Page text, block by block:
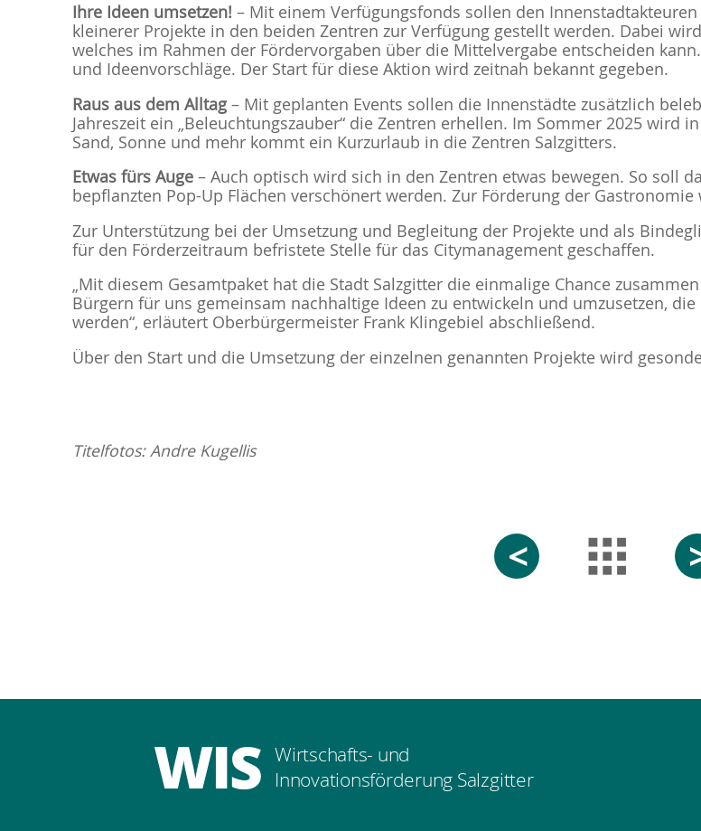
Ihre Ideen umsetzen! – Mit einem Verfügungsfonds sollen den
kleinerer Projekte in den beiden Zentren zur Verfügung gestellt werden. Dabei
welches im Rahmen der Fördervorgaben über die Mittelvergabe entscheiden
und Ideenvorschläge. Der Start für diese Aktion wird zeitnah bekannt gegeben.
Raus aus dem Alltag– Mit geplanten Events sollen die Innenstädte zusätzlich
Jahreszeit ein „Beleuchtungszauber“ die Zentren erhellen. Im Sommer 2025 wird
Sand, Sonne und mehr kommt ein Kurzurlaub in die Zentren Salzgitters.
Etwas fürs Auge – Auch optisch wird sich in den Zentren etwas bewegen. So soll
bepflanzten Pop-Up Flächen verschönert werden. Zur Förderung der
Zur Unterstützung bei der Umsetzung und Begleitung der Projekte und als
für den Förderzeitraum befristete Stelle für das Citymanagement geschaffen.
„Mit diesem Gesamtpaket hat die Stadt Salzgitter die einmalige Chance
Bürgern für uns gemeinsam nachhaltige Ideen zu entwickeln und umzusetzen,
werden“, erläutert Oberbürgermeister Frank Klingebiel abschließend.
Über den Start und die Umsetzung der einzelnen genannten Projekte wird
Titelfotos: Andre Kugellis
<
WIS Wirtschafts- und
Innovationsförderung Salzgitter